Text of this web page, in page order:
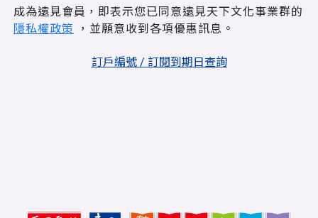
成為遠見會員，即表示您已同意遠見天下文化事業群的
隱私權政策 ，並願意收到各項優惠訊息。
訂戶編號 / 訂閱到期日查詢